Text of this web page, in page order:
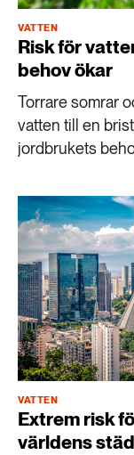
VATTEN
Risk för
behov ökar
Torrare somrar
vatten till en
jordbrukets
VATTEN
Extrem risk
världens